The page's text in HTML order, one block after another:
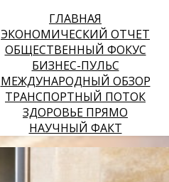
ГЛАВНАЯ
ЭКОНОМИЧЕСКИЙ ОТЧЕТ
ОБЩЕСТВЕННЫЙ ФОКУС
БИЗНЕС-ПУЛЬС
МЕЖДУНАРОДНЫЙ ОБЗОР
ТРАНСПОРТНЫЙ ПОТОК
ЗДОРОВЬЕ ПРЯМО
НАУЧНЫЙ ФАКТ